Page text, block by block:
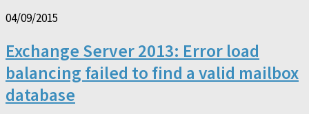
04/09/2015
Exchange Server 2013: Error load
balancing failed to find a valid mailbox
database